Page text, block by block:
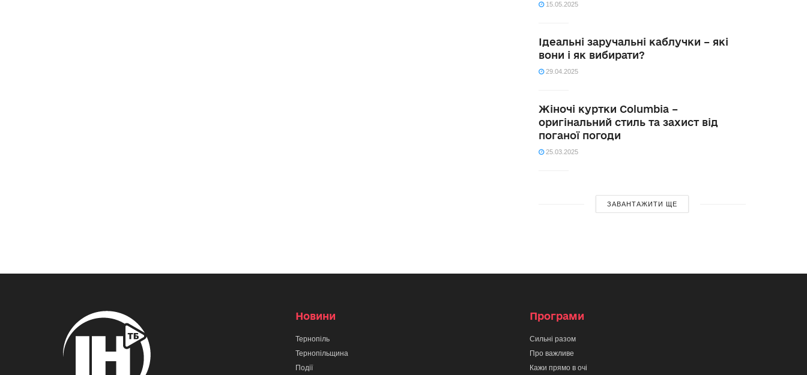
15.05.2025
Ідеальні заручальні каблучки – які
вони і як вибирати?
29.04.2025
Жіночі куртки Columbia –
оригінальний стиль та захист від
поганої погоди
25.03.2025
ЗАВАНТАЖИТИ ЩЕ
Новини
Тернопіль
Тернопільщина
Події
Програми
Сильні разом
Про важливе
Кажи прямо в очі